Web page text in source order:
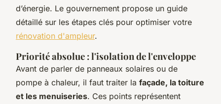
d’énergie. Le gouvernement propose un guide
détaillé sur les étapes clés pour optimiser votre
rénovation d'ampleur.
Priorité absolue : l'isolation de l'enveloppe
Avant de parler de panneaux solaires ou de
pompe à chaleur, il faut traiter la façade, la toiture
et les menuiseries. Ces points représentent